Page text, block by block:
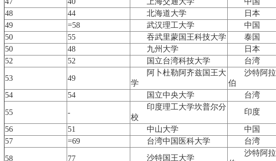
48
44 北海道大学
日本
49
=58 武汉理工大学
中国
50
55 吞武里蒙国王科技大学
泰国
50
48 九州大学
日本
52
52 国立台湾科技大学 台湾
53 49
阿卜杜勒阿齐兹国王大
学
沙特阿拉
伯
54
54 国立中央大学 台湾
55 -
印度理工大学坎普尔分
校
印度
56 51 中山大学
中国
57
=69 台湾中国医科大学 台湾
58 77 沙特国王大学
沙特阿拉